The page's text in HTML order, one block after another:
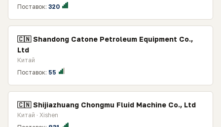
Поставок: 320
🇨🇳 Shandong Catone Petroleum Equipment Co.,
Ltd
Китай
Поставок: 55
🇨🇳 Shijiazhuang Chongmu Fluid Machine Co., Ltd
Китай · Xishen